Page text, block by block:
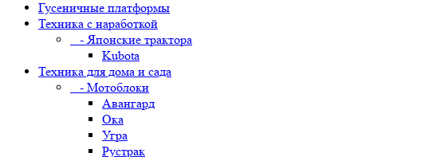
Гусеничные платформы
Техника с наработкой
- Японские трактора
Kubota
Техника для дома и сада
- Мотоблоки
Авангард
Ока
Угра
Рустрак